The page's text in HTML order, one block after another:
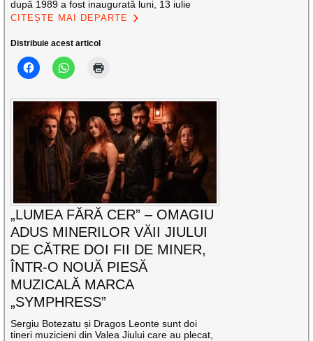
după 1989 a fost inaugurată luni, 13 iulie
CITEȘTE MAI DEPARTE
Distribuie acest articol
„LUMEA FĂRĂ CER” – OMAGIU
ADUS MINERILOR VĂII JIULUI
DE CĂTRE DOI FII DE MINER,
ÎNTR-O NOUĂ PIESĂ
MUZICALĂ MARCA
„SYMPHRESS”
Sergiu Botezatu și Dragos Leonte sunt doi
tineri muzicieni din Valea Jiului care au plecat,